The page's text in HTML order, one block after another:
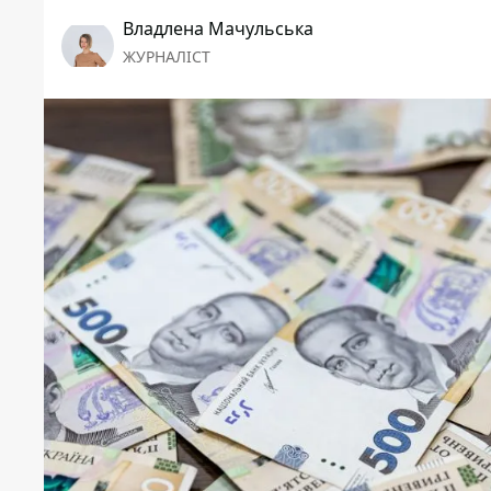
Владлена Мачульська
ЖУРНАЛІСТ